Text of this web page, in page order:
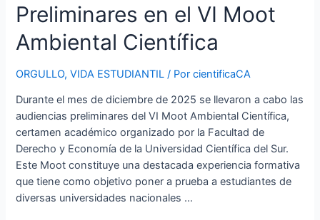
Preliminares en el VI Moot
Ambiental Científica
ORGULLO,VIDA ESTUDIANTIL / PorcientificaCA
Durante el mes de diciembre de 2025 se llevaron a cabo las
audiencias preliminares del VI Moot Ambiental Científica,
certamen académico organizado por la Facultad de
Derecho y Economía de la Universidad Científica del Sur.
Este Moot constituye una destacada experiencia formativa
que tiene como objetivo poner a prueba a estudiantes de
diversas universidades nacionales …